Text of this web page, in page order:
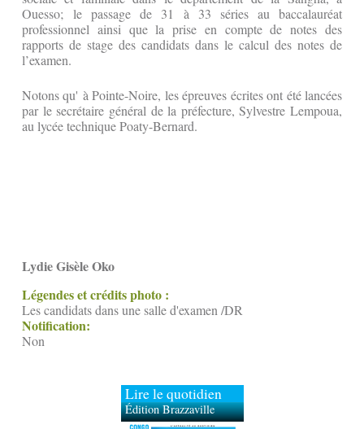
Ouesso; le passage de 31 à 33 séries au baccalauréat
professionnel ainsi que la prise en compte de notes des
rapports de stage des candidats dans le calcul des notes de
l’examen.
Notons qu' à Pointe-Noire, les épreuves écrites ont été lancées
par le secrétaire général de la préfecture, Sylvestre Lempoua,
au lycée technique Poaty-Bernard.
Lydie Gisèle Oko
Légendes et crédits photo :
Les candidats dans une salle d'examen /DR
Notification:
Non
Lire le quotidien
Édition Brazzaville